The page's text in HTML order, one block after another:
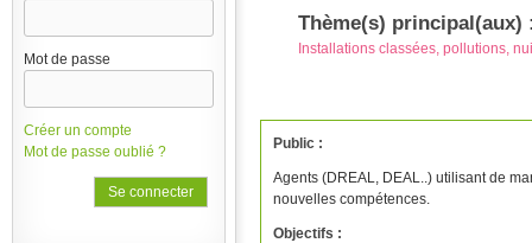
Mot de passe
Créer un compte
Mot de passe oublié ?
Thème(s)
Installations classées, pollutions,
Public :
Agents (DREAL, DEAL..) utilisant de
nouvelles compétences.
Objectifs :